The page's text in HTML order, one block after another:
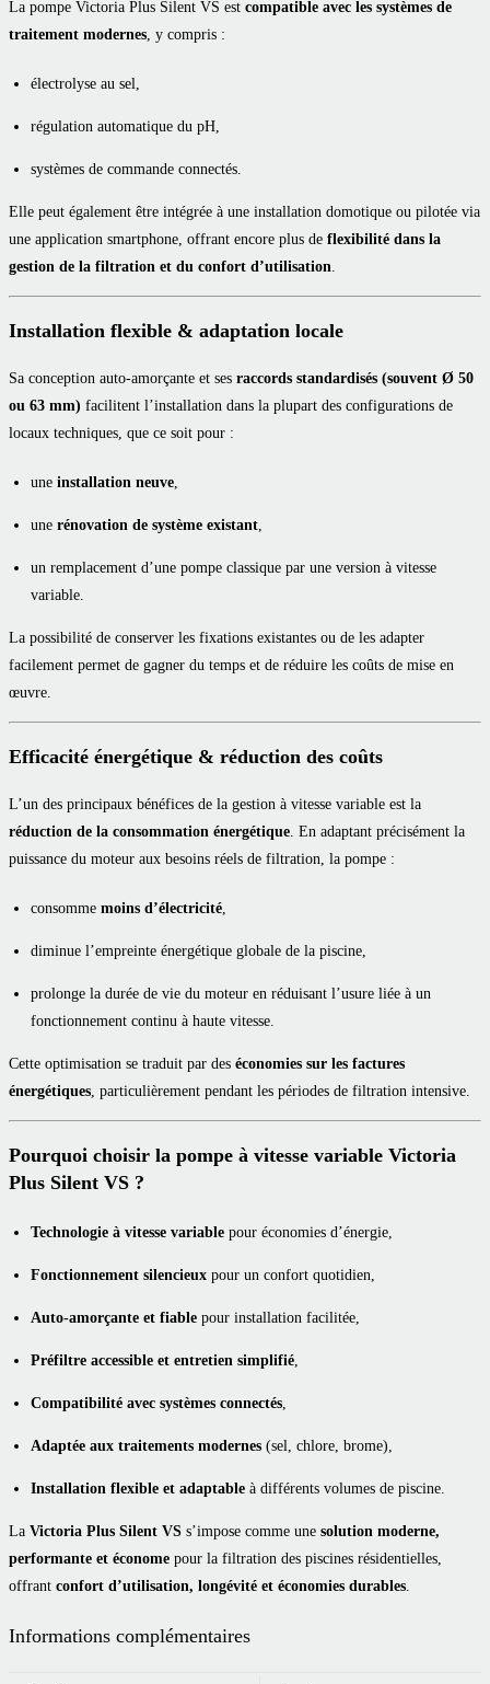
La pompe Victoria Plus Silent VS est compatible avec les systèmes de
traitement modernes, y compris :
électrolyse au sel,
régulation automatique du pH,
systèmes de commande connectés.
Elle peut également être intégrée à une installation domotique ou pilotée via
une application smartphone, offrant encore plus de flexibilité dans la
gestion de la filtration et du confort d’utilisation.
Installation flexible & adaptation locale
Sa conception auto-amorçante et ses raccords standardisés (souvent Ø 50
ou 63 mm) facilitent l’installation dans la plupart des configurations de
locaux techniques, que ce soit pour :
une installation neuve,
une rénovation de système existant,
un remplacement d’une pompe classique par une version à vitesse
variable.
La possibilité de conserver les fixations existantes ou de les adapter
facilement permet de gagner du temps et de réduire les coûts de mise en
œuvre.
Efficacité énergétique & réduction des coûts
L’un des principaux bénéfices de la gestion à vitesse variable est la
réduction de la consommation énergétique. En adaptant précisément la
puissance du moteur aux besoins réels de filtration, la pompe :
consomme moins d’électricité,
diminue l’empreinte énergétique globale de la piscine,
prolonge la durée de vie du moteur en réduisant l’usure liée à un
fonctionnement continu à haute vitesse.
Cette optimisation se traduit par des économies sur les factures
énergétiques, particulièrement pendant les périodes de filtration intensive.
Pourquoi choisir la pompe à vitesse variable Victoria
Plus Silent VS ?
Technologie à vitesse variable pour économies d’énergie,
Fonctionnement silencieux pour un confort quotidien,
Auto-amorçante et fiable pour installation facilitée,
Préfiltre accessible et entretien simplifié,
Compatibilité avec systèmes connectés,
Adaptée aux traitements modernes (sel, chlore, brome),
Installation flexible et adaptable à différents volumes de piscine.
La Victoria Plus Silent VS s’impose comme une solution moderne,
performante et économe pour la filtration des piscines résidentielles,
offrant confort d’utilisation, longévité et économies durables.
Informations complémentaires